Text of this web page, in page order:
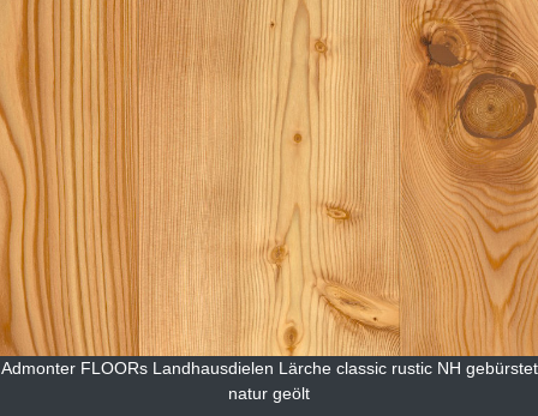
Admonter FLOORs Landhausdielen Lärche classic rustic NH gebürstet
natur geölt